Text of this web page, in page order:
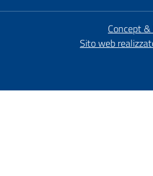
Concept
Sito web